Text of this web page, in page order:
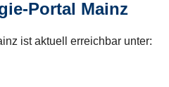
Portal Mainz
ist aktuell erreichbar unter: